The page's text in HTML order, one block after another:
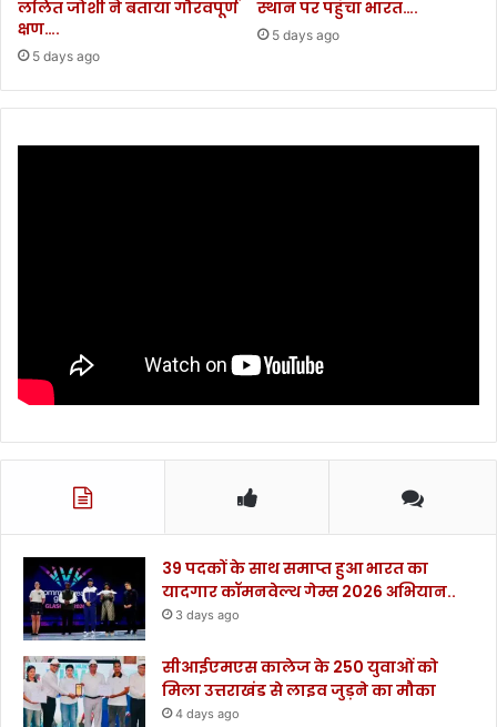
ललित जोशी ने बताया गौरवपूर्ण
क्षण….
5 days ago
स्थान पर पहुंचा भारत….
5 days ago
39 पदकों के साथ समाप्त हुआ भारत का
यादगार कॉमनवेल्थ गेम्स 2026 अभियान..
3 days ago
सीआईएमएस कालेज के 250 युवाओं को
मिला उत्तराखंड से लाइव जुड़ने का मौका
4 days ago